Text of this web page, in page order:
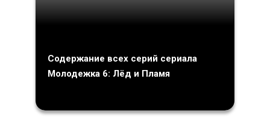
Содержание всех серий сериала
Молодежка 6: Лёд и Пламя